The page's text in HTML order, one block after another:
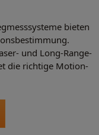
bieten
und Long-Range-
die richtige Motion-